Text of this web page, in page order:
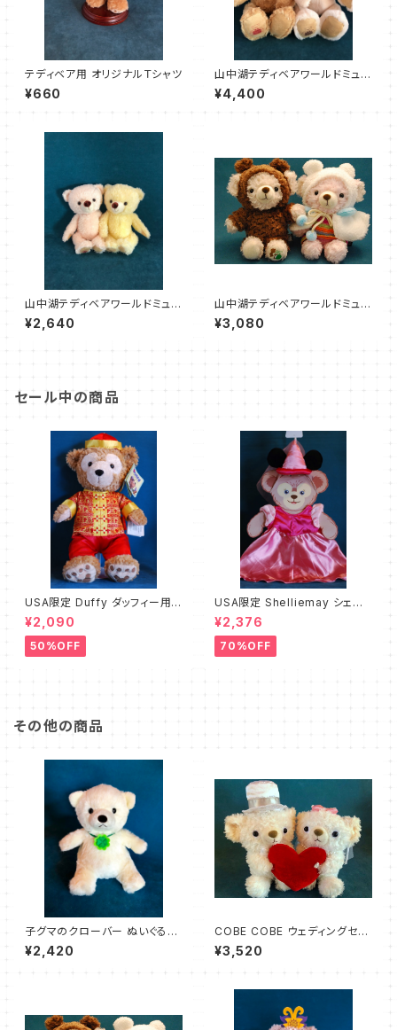
テディベア用 オリジナルＴシャツ
¥660
山中湖テディベアワールドミュー
ジアム オリジナル ベア Ｍサイ
ズ
¥4,400
山中湖テディベアワールドミュー
ジアム オリジナル ベア Ｓサイズ
¥2,640
山中湖テディベアワールドミュー
ジアム × COBE COBE オリジ
ナル ぬいぐるみセット
¥3,080
セール中の商品
USA限定 Duffy ダッフィー用コ
スチューム チャイナ B級品
¥2,090
50%OFF
USA限定 Shelliemay シェリ
ーメイ用コスチューム プリンセ
スミニー B級品
¥2,376
70%OFF
その他の商品
子グマのクローバー ぬいぐるみ
アイボリー
¥2,420
COBE COBE ウェディングセッ
ト ハート Mサイズ
¥3,520